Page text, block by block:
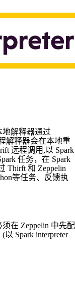
解释器通过
解释器会在本地重
远程调用,以 Spark
任务，在 Spark
Thirft 和 Zeppelin
等任务、反馈执
在 Zeppelin 中先配
Spark interpreter